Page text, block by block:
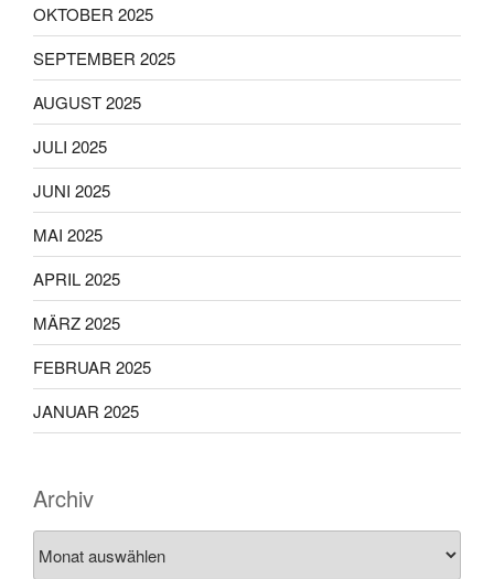
OKTOBER 2025
SEPTEMBER 2025
AUGUST 2025
JULI 2025
JUNI 2025
MAI 2025
APRIL 2025
MÄRZ 2025
FEBRUAR 2025
JANUAR 2025
Archiv